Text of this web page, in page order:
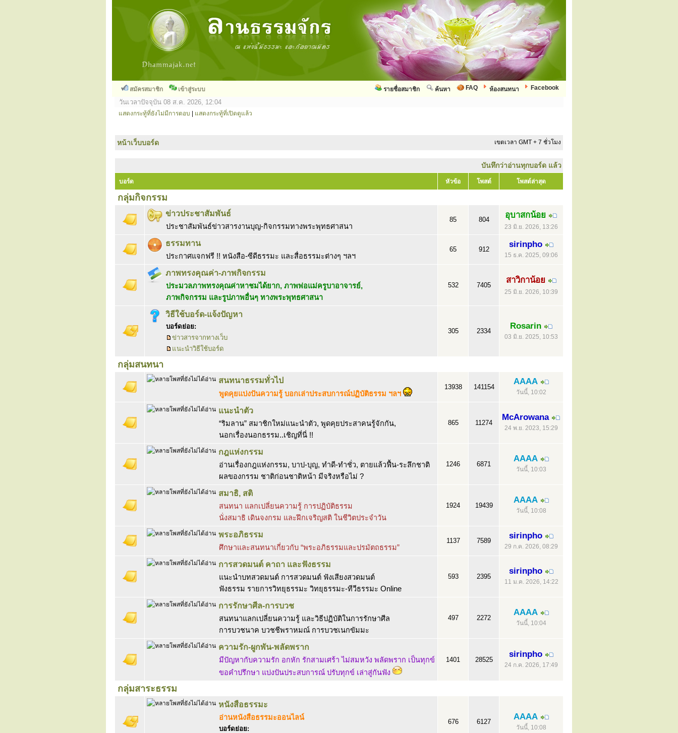
สมัครสมาชิก เข้าสู่ระบบ Facebook
ห้องสนทนา
FAQ
ค้นหา
รายชื่อสมาชิก
วันเวลาปัจจุบัน 08 ส.ค. 2026, 12:04
แสดงกระทู้ที่ยังไม่มีการตอบ แสดงกระทู้ที่เปิดดูแล้ว
หน้าเว็บบอร์ด เขตเวลา GMT + 7 ชั่วโมง
บันทึกว่าอ่านทุกบอร์ด แล้ว
บอร์ด หัวข้อ โพสต์ โพสต์ล่าสุด
กลุ่มกิจกรรม
ข่าวประชาสัมพันธ์
ประชาสัมพันธ์ข่าวสารงานบุญ-กิจกรรมทางพระพุทธศาสนา
85 804 อุบาสกน้อย
23 มิ.ย. 2026, 13:26
ธรรมทาน
ประกาศแจกฟรี !! หนังสือ-ซีดีธรรมะ และสื่อธรรมะต่างๆ ฯลฯ
65 912
sirinpho
15 ธ.ค. 2025, 09:06
ภาพทรงคุณค่า-ภาพกิจกรรม
ประมวลภาพทรงคุณค่าหาชมได้ยาก, ภาพพ่อแม่ครูบาอาจารย์,
ภาพกิจกรรม และรูปภาพอื่นๆ ทางพระพุทธศาสนา
532 7405
สาวิกาน้อย
25 มิ.ย. 2026, 10:39
วิธีใช้บอร์ด-แจ้งปัญหา
บอร์ดย่อย:
ข่าวสารจากทางเว็บ
แนะนำวิธีใช้บอร์ด
305 2334
Rosarin
03 มิ.ย. 2025, 10:53
กลุ่มสนทนา
สนทนาธรรมทั่วไป
พูดคุยแบ่งปันความรู้ บอกเล่าประสบการณ์ปฏิบัติธรรม ฯลฯ
13938 141154
AAAA
วันนี้, 10:02
แนะนำตัว
“ริมลาน” สมาชิกใหม่แนะนำตัว, พูดคุยประสาคนรู้จักกัน,
นอกเรื่องนอกธรรม..เชิญที่นี่ !!
865 11274
McArowana
24 พ.ย. 2023, 15:29
กฎแห่งกรรม
อ่านเรื่องกฎแห่งกรรม, บาป-บุญ, ทำดี-ทำชั่ว, ตายแล้วฟื้น-ระลึกชาติ
ผลของกรรม ชาติก่อนชาติหน้า มีจริงหรือไม่ ?
1246 6871
AAAA
วันนี้, 10:03
สมาธิ, สติ
สนทนา แลกเปลี่ยนความรู้ การปฏิบัติธรรม
นั่งสมาธิ เดินจงกรม และฝึกเจริญสติ ในชีวิตประจำวัน
1924 19439
AAAA
วันนี้, 10:08
พระอภิธรรม
ศึกษาและสนทนาเกี่ยวกับ “พระอภิธรรมและปรมัตถธรรม”
1137 7589
sirinpho
29 ก.ค. 2026, 08:29
การสวดมนต์ คาถา และฟังธรรม
แนะนำบทสวดมนต์ การสวดมนต์ ฟังเสียงสวดมนต์
ฟังธรรม รายการวิทยุธรรมะ วิทยุธรรมะ-ทีวีธรรมะ Online
593 2395
sirinpho
11 ม.ค. 2026, 14:22
การรักษาศีล-การบวช
สนทนาแลกเปลี่ยนความรู้ และวิธีปฏิบัติในการรักษาศีล
การบวชนาค บวชชีพราหมณ์ การบวชเนกขัมมะ
497 2272
AAAA
วันนี้, 10:04
ความรัก-ผูกพัน-พลัดพราก
มีปัญหากับความรัก อกหัก รักสามเศร้า ไม่สมหวัง พลัดพราก เป็นทุกข์
ขอคำปรึกษา แบ่งปันประสบการณ์ ปรับทุกข์ เล่าสู่กันฟัง
1401 28525
sirinpho
24 ก.ค. 2026, 17:49
กลุ่มสาระธรรม
หนังสือธรรมะ
อ่านหนังสือธรรมะออนไลน์
บอร์ดย่อย:
676 6127
AAAA
วันนี้, 10:08